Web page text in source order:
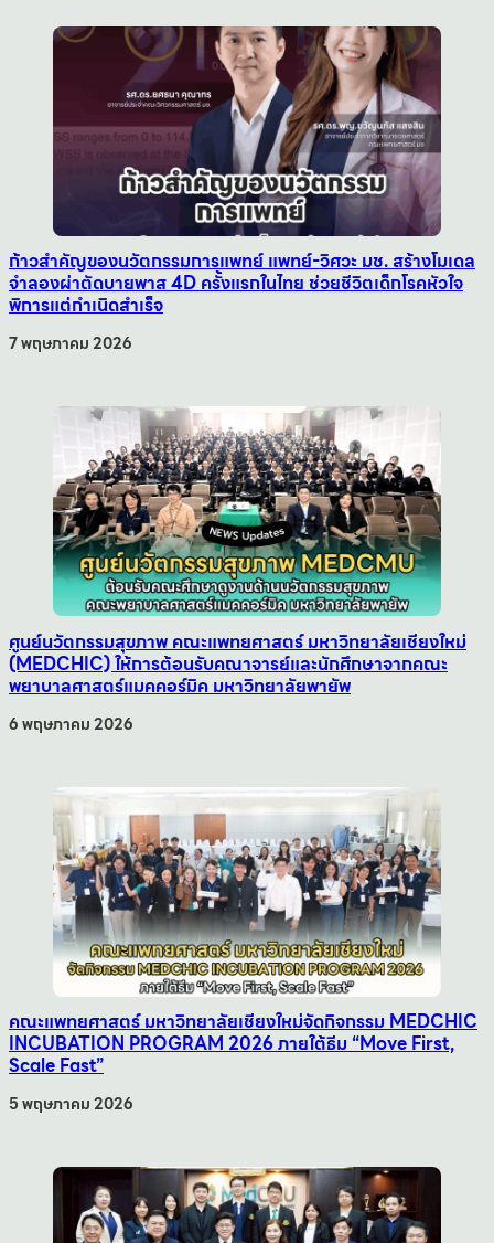
ก้าวสำคัญของนวัตกรรมการแพทย์ แพทย์-วิศวะ มช. สร้างโมเดล
จำลองผ่าตัดบายพาส 4D ครั้งแรกในไทย ช่วยชีวิตเด็กโรคหัวใจ
พิการแต่กำเนิดสำเร็จ
7 พฤษภาคม 2026
ศูนย์นวัตกรรมสุขภาพ คณะแพทยศาสตร์ มหาวิทยาลัยเชียงใหม่
(MEDCHIC) ให้การต้อนรับคณาจารย์และนักศึกษาจากคณะ
พยาบาลศาสตร์แมคคอร์มิค มหาวิทยาลัยพายัพ
6 พฤษภาคม 2026
คณะแพทยศาสตร์ มหาวิทยาลัยเชียงใหม่จัดกิจกรรม MEDCHIC
INCUBATION PROGRAM 2026 ภายใต้ธีม “Move First,
Scale Fast”
5 พฤษภาคม 2026